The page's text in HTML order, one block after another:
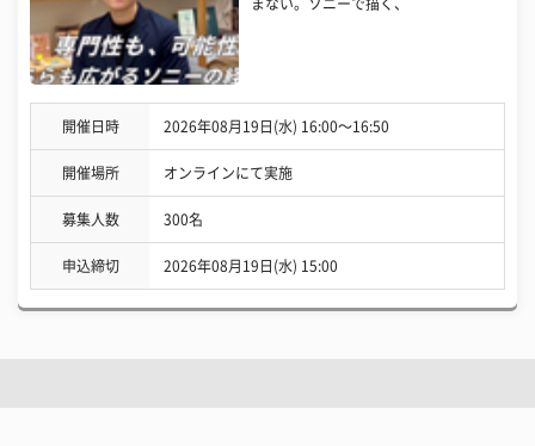
まない。ソニーで描く、
開催日時 2026年08月19日(水) 16:00〜16:50
開催場所 オンラインにて実施
募集人数 300名
申込締切 2026年08月19日(水) 15:00